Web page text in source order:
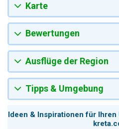
Karte
Bewertungen
Ausflüge der Region
Tipps & Umgebung
Ideen & Inspirationen für Ihren